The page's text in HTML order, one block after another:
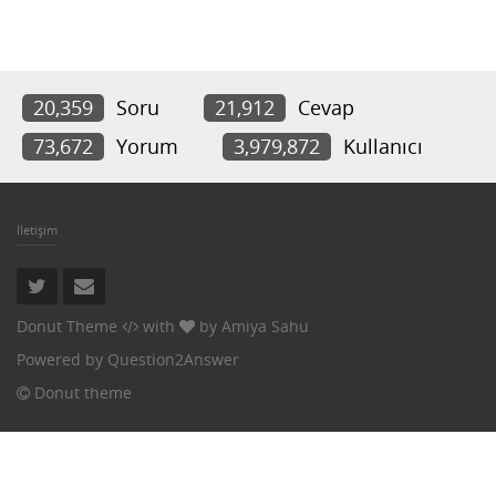
20,359 Soru 21,912
Cevap
73,672
Yorum 3,979,872 Kullanıcı
İletişim
Donut Theme with by Amiya Sahu
Powered by Question2Answer
Donut theme